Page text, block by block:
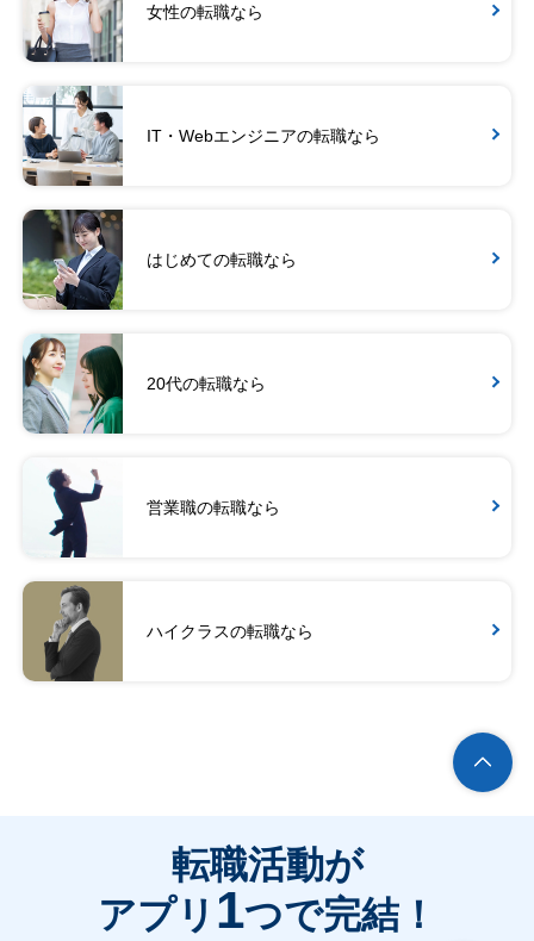
女性の転職なら
IT・Webエンジニアの転職なら
はじめての転職なら
20代の転職なら
営業職の転職なら
ハイクラスの転職なら
転職活動が
アプリ 1つで完結！